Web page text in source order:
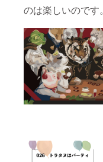
のは楽しいのです。